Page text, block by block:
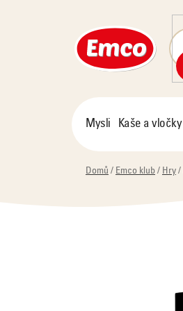
Mysli Kaše a vločky
Domů / Emco klub / Hry /